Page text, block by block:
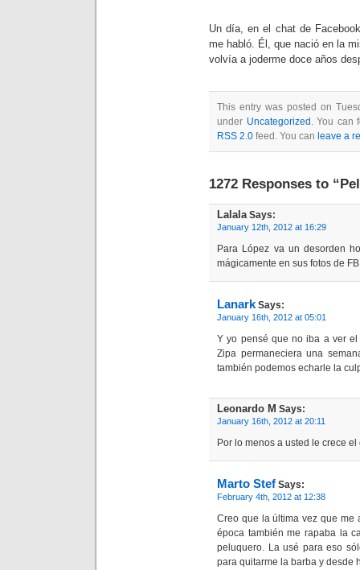
Un día, en el chat de
me habló. Él, que nació en la
volvía a joderme doce años
This entry was posted on
under Uncategorized . You can
RSS 2.0 feed. You can leave a
1272 Responses to
LalalaSays:
January 12th, 2012 at 16:29
Para López va un desorden
mágicamente en sus fotos de
LanarkSays:
January 16th, 2012 at 05:01
Y yo pensé que no iba a ver
Zipa permaneciera una
también podemos echarle la
Leonardo M Says:
January 16th, 2012 at 20:11
Por lo menos a usted le crece
Marto Stef Says:
February 4th, 2012 at 12:38
Creo que la última vez que me
época también me rapaba la
peluquero. La usé para eso
para quitarme la barba y desde